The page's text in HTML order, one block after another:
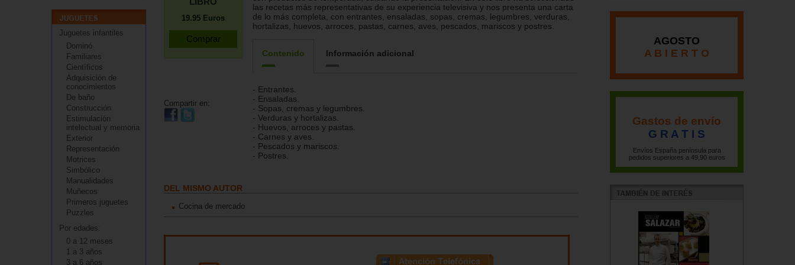
Juguetes infantiles
Dominó
Familiares
Científicos
Adquisición de
conocimientos
De baño
Construcción
Estimulación
intelectual y memoria
Exterior
Representación
Motrices
Simbólico
Manualidades
Muñecos
Primeros juguetes
Puzzles
Por edades:
0 a 12 meses
1 a 3 años
3 a 6 años
19.95 Euros
Compartir en:
las recetas más representativas de su experiencia televisiva y nos presenta una carta
de lo más completa, con entrantes, ensaladas, sopas, cremas, legumbres, verduras,
hortalizas, huevos, arroces, pastas, carnes, aves, pescados, mariscos y postres.
Contenido Información adicional
- Entrantes.
- Ensaladas.
- Sopas, cremas y legumbres.
- Verduras y hortalizas.
- Huevos, arroces y pastas.
- Carnes y aves.
- Pescados y mariscos.
- Postres.
DEL MISMO AUTOR
Cocina de mercado
AGOSTO
A B I E R T O
Gastos de envío
G R A T I S
Envíos España península para
pedidos superiores a 49,90 euros